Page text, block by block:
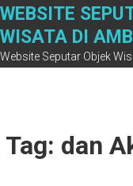
Skip
content
WEBSITE
WISATA DI
Website Seputar Objek
Tag: dan